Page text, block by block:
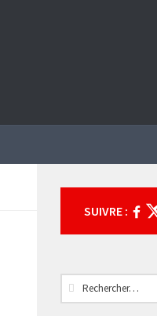
SUIVRE :
Rechercher :